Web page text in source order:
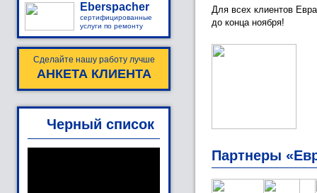
Eberspacher
сертифицированные
услуги по ремонту
Сделайте нашу работу лучше
АНКЕТА КЛИЕНТА
Черный список
Для всех клиентов
до конца ноября!
Партнеры